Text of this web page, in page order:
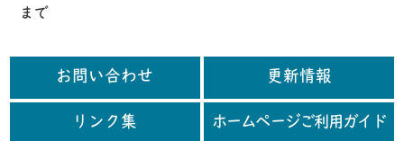
まで
お問い合わせ 更新情報
リンク集 ホームページご利用ガイド